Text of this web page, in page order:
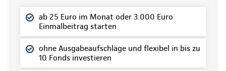
ab 25 Euro im Monat oder 3.000 Euro
Einmalbeitrag starten
ohne Ausgabeaufschläge und flexibel in bis zu
10 Fonds investieren